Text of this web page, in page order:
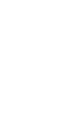
Cum
cum eo.
Ne
eiciam
et
visitavi,
Vos